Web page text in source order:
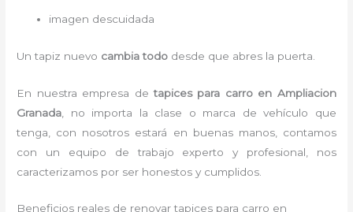
imagen descuidada
Un tapiz nuevo cambia todo desde que abres la puerta.
En nuestra empresa detapices para carroen Ampliacion
Granada , no importa la clase o marca de vehículo que
tenga, con nosotros estará en buenas manos, contamos
con un equipo de trabajo experto y profesional, nos
caracterizamos por ser honestos y cumplidos.
Beneficios reales de renovar tapices para carro en